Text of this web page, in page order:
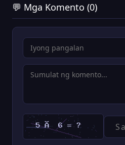
💬 Mga Komento (0)